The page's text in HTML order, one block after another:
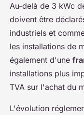
Au-delà de 3 kWc
doivent être
industriels et
les installations de
également d'une
installations plus
TVA sur l'achat du
L'évolution